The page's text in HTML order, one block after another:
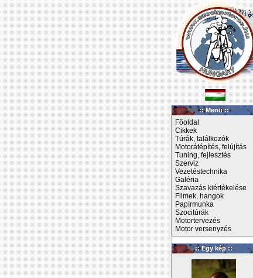
:: Menü ::
Főoldal
Cikkek
Túrák, találkozók
Motorátépítés, felújítás
Tuning, fejlesztés
Szerviz
Vezetéstechnika
Galéria
Szavazás kiértékelése
Filmek, hangok
Papírmunka
Szocitúrák
Motortervezés
Motor versenyzés
:: Egy kép ::